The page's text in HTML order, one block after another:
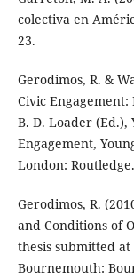
colectiva en
23.
Gerodimos, R. &
Civic
B. D. Loader (Ed.),
Engagement,
London: Routledge.
Gerodimos, R.
and Conditions of
thesis submitted
Bournemouth: